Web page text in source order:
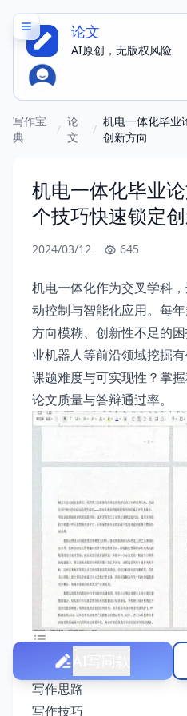
论文
AI原创，无版权风险
写作宝
典
/
论
文
/
机电一体化毕业
创新方向
机电一体化毕业
个技巧快速锁定
2024/03/12 645
机电一体化作为交叉学科
动控制与智能化应用。每
方向模糊、创新性不足的
业机器人等前沿领域挖掘
课题难度与可实现性？掌
论文质量与答辩通过率。
关于机电一体化毕业论文
写作思路
写作技巧